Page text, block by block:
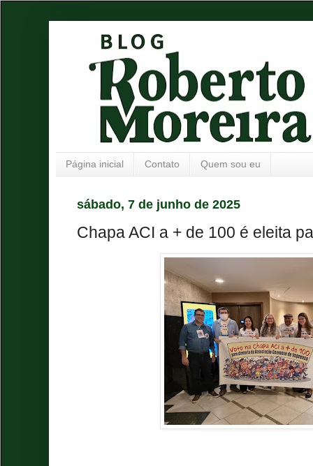
Página inicial Contato Quem sou eu
sábado, 7 de junho de 2025
Chapa ACI a + de 100 é eleita